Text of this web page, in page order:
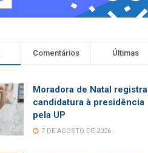
Comentários Últimas
Moradora de Natal registra
candidatura à presidência
pela UP
7 DE AGOSTO DE 2026